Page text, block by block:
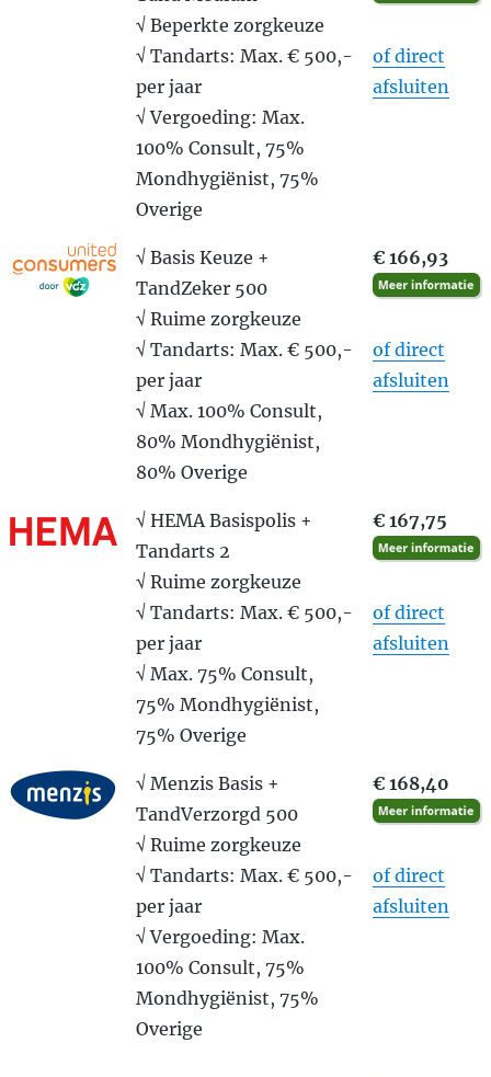
√ Beperkte zorgkeuze
√ Tandarts: Max. € 500,-
per jaar
√ Vergoeding: Max.
100% Consult, 75%
Mondhygiënist, 75%
Overige
of direct
afsluiten
√ Basis Keuze +
TandZeker 500
√ Ruime zorgkeuze
√ Tandarts: Max. € 500,-
per jaar
√ Max. 100% Consult,
80% Mondhygiënist,
80% Overige
€ 166,93
of direct
afsluiten
√ HEMA Basispolis +
Tandarts 2
√ Ruime zorgkeuze
√ Tandarts: Max. € 500,-
per jaar
√ Max. 75% Consult,
75% Mondhygiënist,
75% Overige
€ 167,75
of direct
afsluiten
√ Menzis Basis +
TandVerzorgd 500
√ Ruime zorgkeuze
√ Tandarts: Max. € 500,-
per jaar
√ Vergoeding: Max.
100% Consult, 75%
Mondhygiënist, 75%
Overige
€ 168,40
of direct
afsluiten